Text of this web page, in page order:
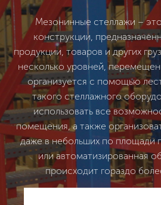
Мезонинные стеллажи –
конструкции,
продукции, товаров и других
несколько уровней,
организуется с помощью
такого стеллажного
использовать все
помещения, а также
даже в небольших по площади
или автоматизированная
происходит гораздо